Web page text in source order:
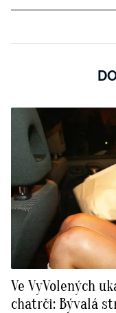
Ve VyVolených
chatrči: Bývalá